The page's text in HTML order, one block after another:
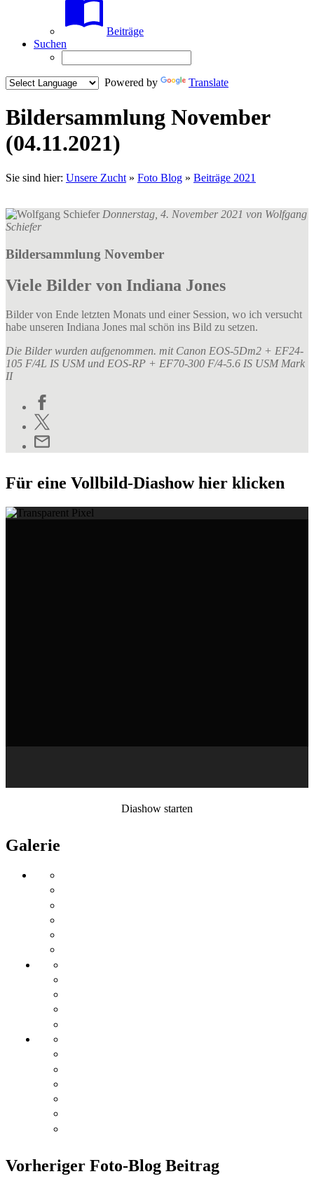
Beiträge
Suchen
Powered by Translate
Bildersammlung November
(04.11.2021)
Sie sind hier: Unsere Zucht » Foto Blog » Beiträge 2021
Donnerstag, 4. November 2021 von Wolfgang
Schiefer
Bildersammlung November
Viele Bilder von Indiana Jones
Bilder von Ende letzten Monats und einer Session, wo ich versucht
habe unseren Indiana Jones mal schön ins Bild zu setzen.
Die Bilder wurden aufgenommen. mit Canon EOS-5Dm2 + EF24-
105 F/4L IS USM und EOS-RP + EF70-300 F/4-5.6 IS USM Mark
II
Für eine Vollbild-Diashow hier klicken
Diashow starten
Galerie
Vorheriger Foto-Blog Beitrag